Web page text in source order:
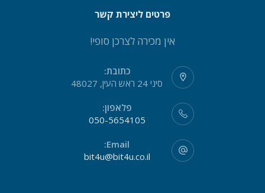
פרטים ליצירת קשר
אין מכירה לצרכן סופי!
כתובת:
סיני 24 ראש העין, 48027
פלאפון:
050-5654105
Email:
bit4u@bit4u.co.il